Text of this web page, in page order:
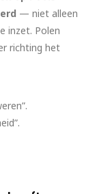
— niet alleen
inzet. Polen
richting het